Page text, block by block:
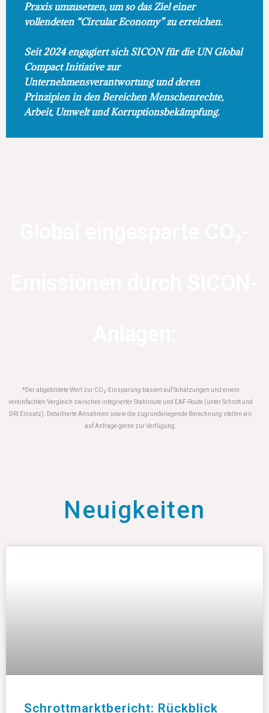
Praxis umzusetzen, um so das Ziel einer
vollendeten “Circular Economy” zu erreichen.
Seit 2024 engagiert sich SICON für die UN Global
Compact Initiative zur
Unternehmensverantwortung und deren
Prinzipien in den Bereichen Menschenrechte,
Arbeit, Umwelt und Korruptionsbekämpfung.
*Der abgebildete Wert zur CO₂-Einsparung basiert auf Schätzungen und einem
vereinfachten Vergleich zwischen integrierter Stahlroute und EAF-Route (unter Schrott und
DRI Einsatz). Detaillierte Annahmen sowie die zugrundeliegende Berechnung stellen wir
auf Anfrage gerne zur Verfügung.
Neuigkeiten
Schrottmarktbericht: Rückblick